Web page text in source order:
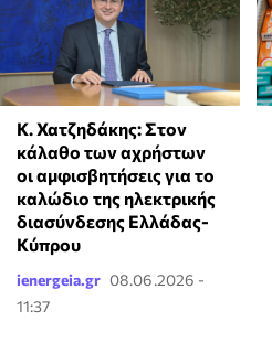
Κ. Χατζηδάκης: Στον
κάλαθο των αχρήστων
οι αμφισβητήσεις για το
καλώδιο της ηλεκτρικής
διασύνδεσης Ελλάδας-
Κύπρου
ienergeia.gr 08.06.2026 -
11:37